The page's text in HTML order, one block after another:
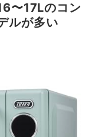
方法を選ぼう
クしよう
〜17Lのコン
ルが多い